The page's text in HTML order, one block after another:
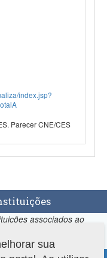
index.jsp?
Parecer CNE/CES
associados ao
sua